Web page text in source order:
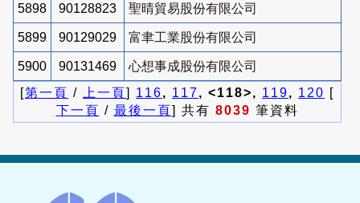
5898 90128823 聖晴貿易股份有限公司
5899 90129029 富聿工業股份有限公司
5900 90131469
心想事成股份有限公司
[第一頁 / 上一頁] 116, 117, <118>, 119, 120 [
下一頁 / 最後一頁] 共有 8039 筆資料